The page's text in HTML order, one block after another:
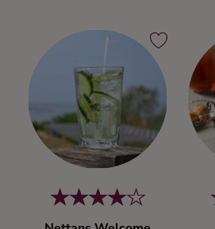
Gin
Konjak
Likör